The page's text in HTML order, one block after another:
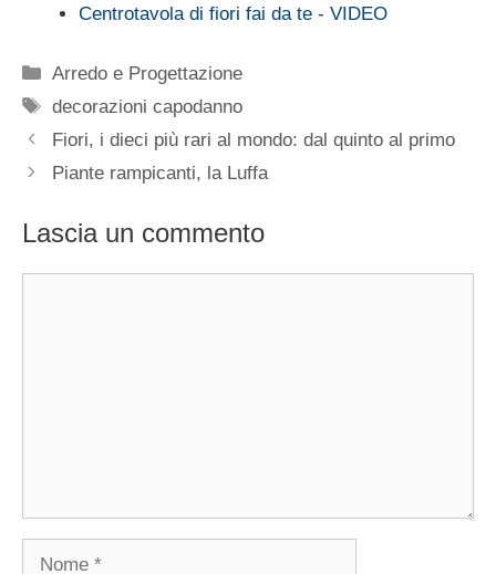
Centrotavola di fiori fai da te - VIDEO
Categorie
Arredo e Progettazione
Tag
decorazioni capodanno
Fiori, i dieci più rari al mondo: dal quinto al primo
Piante rampicanti, la Luffa
Lascia un commento
Nome